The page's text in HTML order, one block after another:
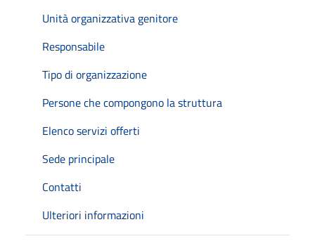
Unità organizzativa genitore
Responsabile
Tipo di organizzazione
Persone che compongono la struttura
Elenco servizi offerti
Sede principale
Contatti
Ulteriori informazioni